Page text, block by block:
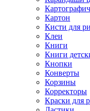
Картон
Кисти для
Клеи
Книги
Книги
Кнопки
Конверты
Корзины
Корректоры
Краски для